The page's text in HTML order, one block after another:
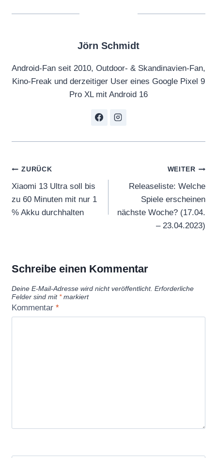
Jörn Schmidt
Android-Fan seit 2010, Outdoor- & Skandinavien-Fan,
Kino-Freak und derzeitiger User eines Google Pixel 9
Pro XL mit Android 16
Beitragsnavigation
ZURÜCK
Xiaomi 13 Ultra soll bis
zu 60 Minuten mit nur 1
% Akku durchhalten
WEITER
Releaseliste: Welche
Spiele erscheinen
nächste Woche? (17.04.
– 23.04.2023)
Schreibe einen Kommentar
Deine E-Mail-Adresse wird nicht veröffentlicht. Erforderliche
Felder sind mit *markiert
Kommentar *